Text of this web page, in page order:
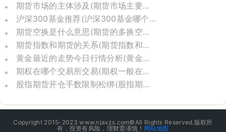
期货市场的主体涉及(期货市场主要参与者包括)
沪深300基金推荐(沪深300基金哪个比较好)
期货空换是什么意思(期货的多换空换是什么意思)
期货指数和期货的关系(期货指数和价格关系)
黄金最近的走势今日行情分析(黄金最新走势分析今天)
期权在哪个交易所交易(期权一般在哪里交易)
股指期货开仓手数限制松绑(股指期货日内开仓手数)
Copyright 2015-2023 www.njaxzs.com©All Rights Reserved.版权所
有，投资有风险，理财需谨慎！ 网站地图